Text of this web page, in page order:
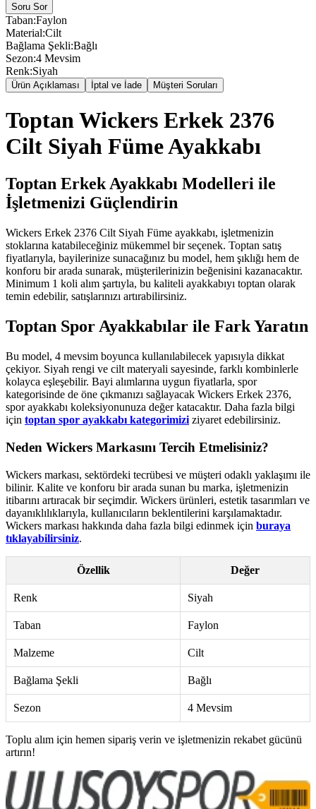
Soru Sor
Taban:Faylon
Material:Cilt
Bağlama Şekli:Bağlı
Sezon:4 Mevsim
Renk:Siyah
Ürün Açıklaması İptal ve İade Müşteri Soruları
Toptan Wickers Erkek 2376
Cilt Siyah Füme Ayakkabı
Toptan Erkek Ayakkabı Modelleri ile
İşletmenizi Güçlendirin
Wickers Erkek 2376 Cilt Siyah Füme ayakkabı, işletmenizin
stoklarına katabileceğiniz mükemmel bir seçenek. Toptan satış
fiyatlarıyla, bayilerinize sunacağınız bu model, hem şıklığı hem de
konforu bir arada sunarak, müşterilerinizin beğenisini kazanacaktır.
Minimum 1 koli alım şartıyla, bu kaliteli ayakkabıyı toptan olarak
temin edebilir, satışlarınızı artırabilirsiniz.
Toptan Spor Ayakkabılar ile Fark Yaratın
Bu model, 4 mevsim boyunca kullanılabilecek yapısıyla dikkat
çekiyor. Siyah rengi ve cilt materyali sayesinde, farklı kombinlerle
kolayca eşleşebilir. Bayi alımlarına uygun fiyatlarla, spor
kategorisinde de öne çıkmanızı sağlayacak Wickers Erkek 2376,
spor ayakkabı koleksiyonunuza değer katacaktır. Daha fazla bilgi
için toptan spor ayakkabı kategorimizi ziyaret edebilirsiniz.
Neden Wickers Markasını Tercih Etmelisiniz?
Wickers markası, sektördeki tecrübesi ve müşteri odaklı yaklaşımı ile
bilinir. Kalite ve konforu bir arada sunan bu marka, işletmenizin
itibarını artıracak bir seçimdir. Wickers ürünleri, estetik tasarımları ve
dayanıklılıklarıyla, kullanıcıların beklentilerini karşılamaktadır.
Wickers markası hakkında daha fazla bilgi edinmek için buraya
tıklayabilirsiniz.
Özellik Değer
Renk Siyah
Taban Faylon
Malzeme Cilt
Bağlama Şekli Bağlı
Sezon 4 Mevsim
Toplu alım için hemen sipariş verin ve işletmenizin rekabet gücünü
artırın!